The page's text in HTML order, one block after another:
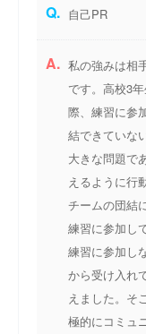
Q. 自己PR
A. 私の強みは相
です。高校3
際、練習に参
結できていな
大きな問題で
えるように行
チームの団結
練習に参加し
練習に参加し
から受け入れ
えました。そ
極的にコミュ